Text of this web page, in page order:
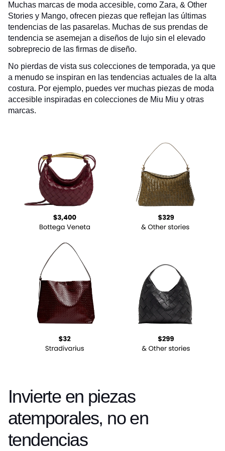
Muchas marcas de moda accesible, como Zara, & Other
Stories y Mango, ofrecen piezas que reflejan las últimas
tendencias de las pasarelas. Muchas de sus prendas de
tendencia se asemejan a diseños de lujo sin el elevado
sobreprecio de las firmas de diseño.
No pierdas de vista sus colecciones de temporada, ya que
a menudo se inspiran en las tendencias actuales de la alta
costura. Por ejemplo, puedes ver muchas piezas de moda
accesible inspiradas en colecciones de Miu Miu y otras
marcas.
Invierte en piezas
atemporales, no en
tendencias